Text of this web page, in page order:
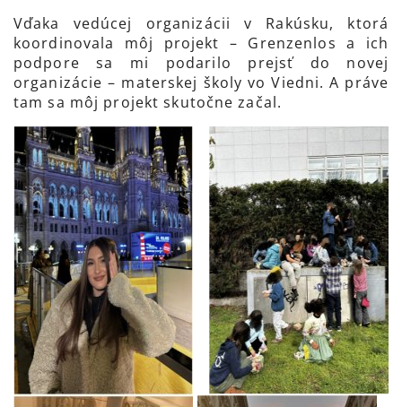
Vďaka vedúcej organizácii v Rakúsku, ktorá
koordinovala môj projekt – Grenzenlos a ich
podpore sa mi podarilo prejsť do novej
organizácie – materskej školy vo Viedni. A práve
tam sa môj projekt skutočne začal.